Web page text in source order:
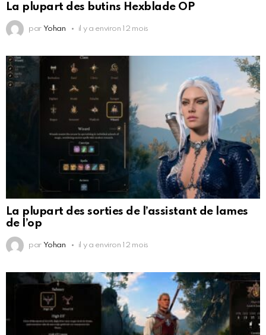
La plupart des butins Hexblade OP
par Yohan il y a environ 12 mois
La plupart des sorties de l’assistant de lames
de l’op
par Yohan il y a environ 12 mois